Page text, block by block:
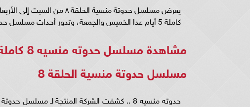
كاملة 5 أيام عدا الخميس والجمعة، وتدور أحداث مسلسل حدوتة منسية الحلقة ٨ حول 30 حلقة.
مشاهدة مسلسل حدوته منسيه 8 كاملة..
مسلسل حدوتة منسية الحلقة 8